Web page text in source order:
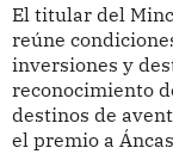
El titular del
reúne
inversiones y
reconocimiento
destinos de
el premio a